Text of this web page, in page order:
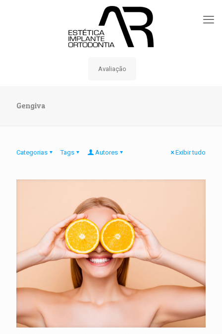
Avaliação
Gengiva
Categorias Tags Autores Exibir tudo